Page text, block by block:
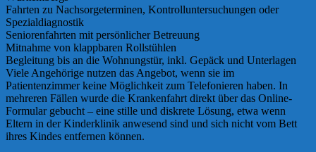
Fahrten zu Nachsorgeterminen, Kontrolluntersuchungen oder
Spezialdiagnostik
Seniorenfahrten mit persönlicher Betreuung
Mitnahme von klappbaren Rollstühlen
Begleitung bis an die Wohnungstür, inkl. Gepäck und Unterlagen
Viele Angehörige nutzen das Angebot, wenn sie im
Patientenzimmer keine Möglichkeit zum Telefonieren haben. In
mehreren Fällen wurde die Krankenfahrt direkt über das Online-
Formular gebucht – eine stille und diskrete Lösung, etwa wenn
Eltern in der Kinderklinik anwesend sind und sich nicht vom Bett
ihres Kindes entfernen können.